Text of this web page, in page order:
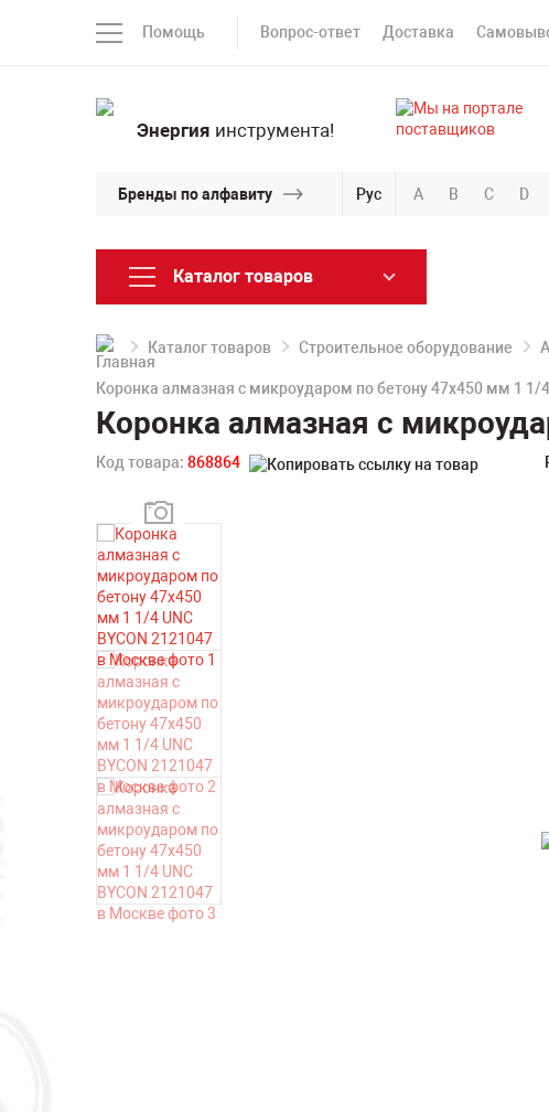
Помощь Вопрос-ответ Доставка
Энергия инструмента!
Бренды по алфавиту Рус A B C D
Каталог товаров
Каталог товаров Строительное оборудование
Коронка алмазная с микроударом по бетону 47х450 мм 1 1/4
Коронка алмазная с
Код товара: 868864